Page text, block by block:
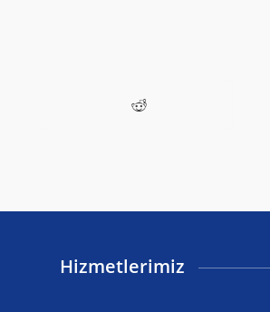
Hizmetlerimiz